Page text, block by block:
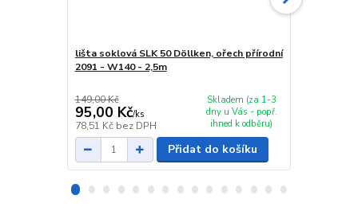
lišta soklová SLK 50 Döllken, ořech přírodní
2091 - W140 - 2,5m
149,00 Kč
95,00 Kč/ks
78,51 Kč bez DPH
Skladem (za 1-3
dny u Vás - popř.
ihned k odběru)
Přidat do košíku